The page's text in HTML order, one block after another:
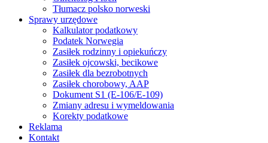
Tłumacz polsko norweski
Sprawy urzędowe
Kalkulator podatkowy
Podatek Norwegia
Zasiłek rodzinny i opiekuńczy
Zasiłek ojcowski, becikowe
Zasiłek dla bezrobotnych
Zasiłek chorobowy, AAP
Dokument S1 (E-106/E-109)
Zmiany adresu i wymeldowania
Korekty podatkowe
Reklama
Kontakt